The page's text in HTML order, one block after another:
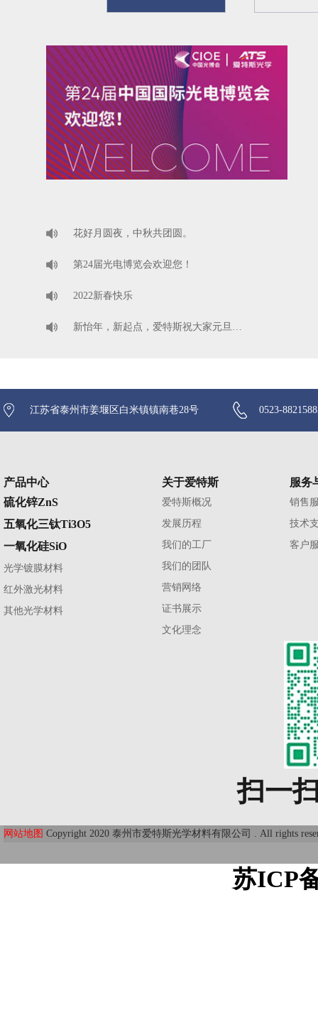
花好月圆夜，中秋共团圆。
第24届光电博览会欢迎您！
2022新春快乐
新怡年，新起点，爱特斯祝大家元旦…
江苏省泰州市姜堰区白米镇镇南巷28号 0523-
产品中心
硫化锌ZnS
五氧化三钛Ti3O5
一氧化硅SiO
光学镀膜材料
红外激光材料
其他光学材料
关于爱特斯
爱特斯概况
发展历程
我们的工厂
我们的团队
营销网络
证书展示
文化理念
服务
销售
技术
客户
扫一
网站地图 Copyright 2020 泰州市爱特斯光学材料有限公司 . All rights
苏ICP